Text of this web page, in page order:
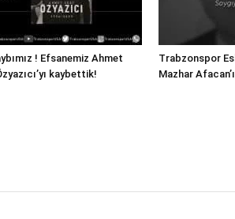
! Efsanemiz Ahmet
kaybettik!
Trabzonspor
Mazhar